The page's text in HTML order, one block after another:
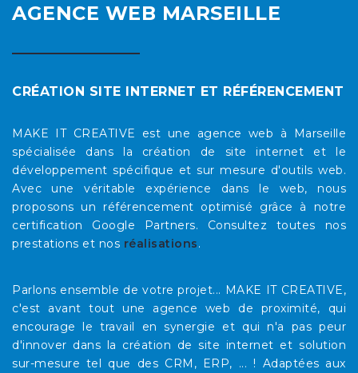
AGENCE WEB MARSEILLE
CRÉATION SITE INTERNET ET RÉFÉRENCEMENT
MAKE IT CREATIVE est une agence web à Marseille
spécialisée dans la création de site internet et le
développement spécifique et sur mesure d'outils web.
Avec une véritable expérience dans le web, nous
proposons un référencement optimisé grâce à notre
certification Google Partners. Consultez toutes nos
prestations et nos réalisations.
Parlons ensemble de votre projet... MAKE IT CREATIVE,
c'est avant tout une agence web de proximité, qui
encourage le travail en synergie et qui n'a pas peur
d'innover dans la création de site internet et solution
sur-mesure tel que des CRM, ERP, ... ! Adaptées aux